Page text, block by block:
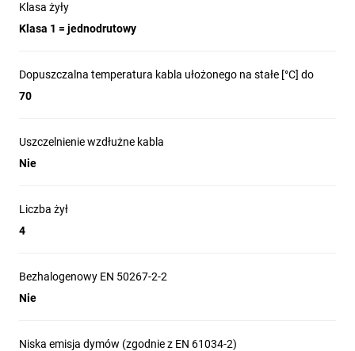
Klasa żyły
Klasa 1 = jednodrutowy
Dopuszczalna temperatura kabla ułożonego na stałe [°C] do
70
Uszczelnienie wzdłużne kabla
Nie
Liczba żył
4
Bezhalogenowy EN 50267-2-2
Nie
Niska emisja dymów (zgodnie z EN 61034-2)